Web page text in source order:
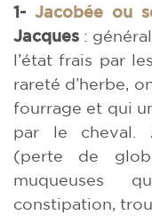
1- Jacobée ou
Jacques :
l’état frais par
rareté d’herbe,
fourrage et qui
par le cheval.
(perte de
muqueuses
constipation,